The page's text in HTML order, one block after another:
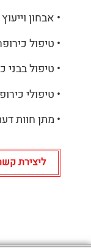
• אבחון
• טיפול
• טיפול בבני
• טיפולי
• מתן חוות
ליצירת